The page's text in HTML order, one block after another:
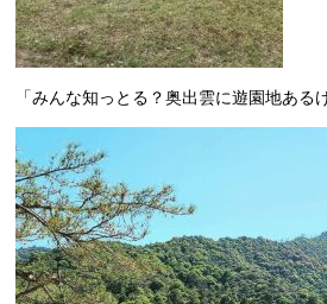
「みんな知っとる？奥出雲に遊園地ある